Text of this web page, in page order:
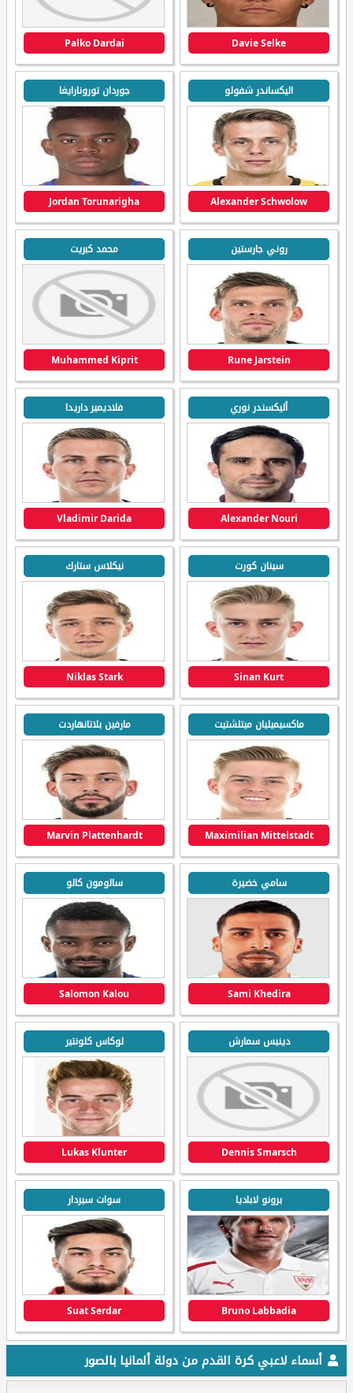
Davie Selke
Palko Dardai
اليكساندر شفولو
Alexander Schwolow
جوردان تورونارايغا
Jordan Torunarigha
روني جارستين
Rune Jarstein
محمد كبريت
Muhammed Kiprit
أليكسندر نوري
Alexander Nouri
فلاديمير داريدا
Vladimir Darida
سينان كورت
Sinan Kurt
نيكلاس ستارك
Niklas Stark
ماكسيميليان ميتلشتيت
Maximilian Mittelstadt
مارفين بلاتانهاردت
Marvin Plattenhardt
سامي خضيرة
Sami Khedira
سالومون كالو
Salomon Kalou
دينيس سمارش
Dennis Smarsch
لوكاس كلونتير
Lukas Klunter
برونو لاباديا
Bruno Labbadia
سوات سيردار
Suat Serdar
أسماء لاعبي كرة القدم من دولة ألمانيا بالصور